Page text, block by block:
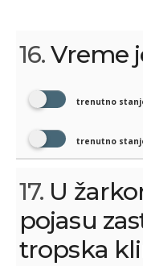
16.Vreme
trenutno
trenutno
17. U
pojasu
tropska